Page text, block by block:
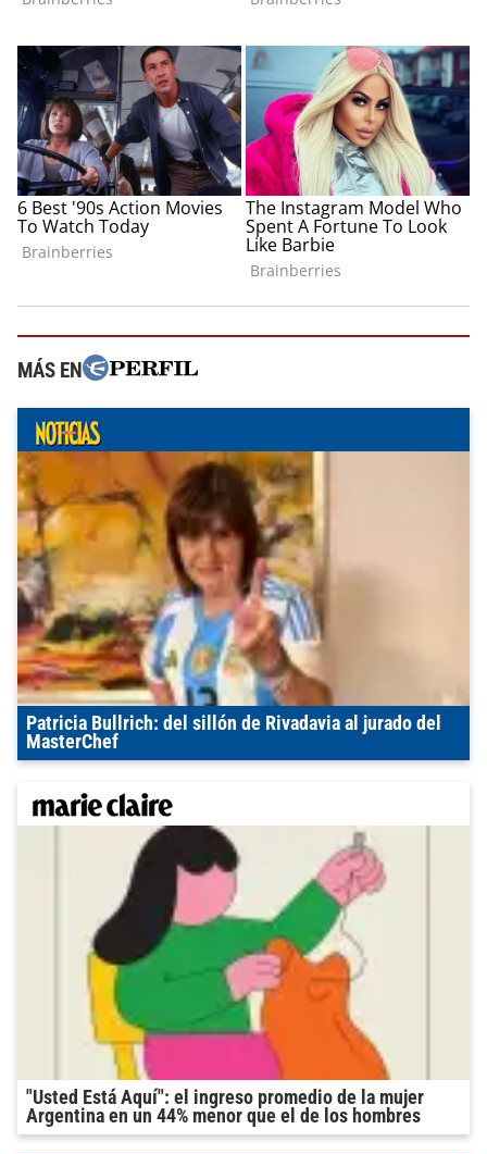
MÁS EN
Patricia Bullrich: del sillón de Rivadavia al jurado del
MasterChef
"Usted Está Aquí": el ingreso promedio de la mujer
Argentina en un 44% menor que el de los hombres